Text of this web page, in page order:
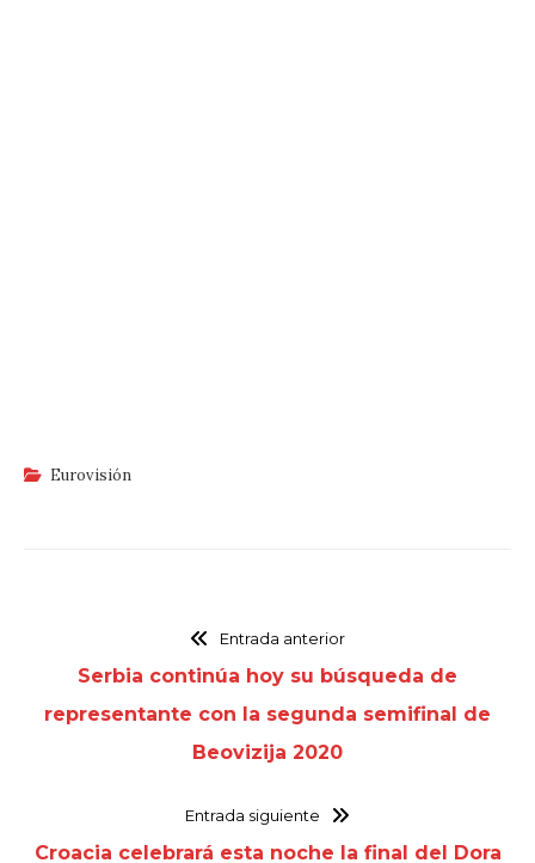
Eurovisión
Entrada anterior
Serbia continúa hoy su búsqueda de
representante con la segunda semifinal de
Beovizija 2020
Entrada siguiente
Croacia celebrará esta noche la final del Dora